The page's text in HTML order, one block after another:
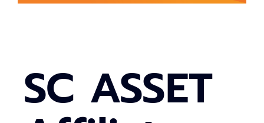
SC ASSET